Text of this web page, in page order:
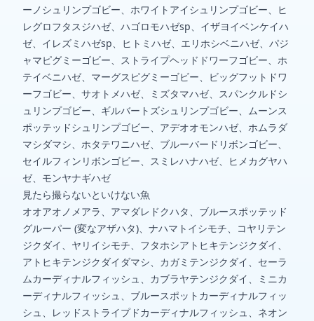
ーノシュリンプゴビー、ホワイトアイシュリンプゴビー、ヒ
レグロフタスジハゼ、ハゴロモハゼsp、イザヨイベンケイハ
ゼ、イレズミハゼsp、ヒトミハゼ、エリホシベニハゼ、パジ
ャマピグミーゴビー、ストライプヘッドドワーフゴビー、ホ
テイベニハゼ、マーグスピグミーゴビー、ビッグフットドワ
ーフゴビー、サオトメハゼ、ミズタマハゼ、スパンクルドシ
ュリンプゴビー、ギルバートズシュリンプゴビー、ムーンス
ポッテッドシュリンプゴビー、アデオオモンハゼ、ホムラダ
マシダマシ、ホタテワニハゼ、ブルーバードリボンゴビー、
セイルフィンリボンゴビー、スミレハナハゼ、ヒメカグヤハ
ゼ、モンヤナギハゼ
見たら撮らないといけない魚
オオアオノメアラ、アマダレドクハタ、ブルースポッテッド
グルーパー (変なアザハタ)、ナハマトイシモチ、コヤリテン
ジクダイ、ヤリイシモチ、フタホシアトヒキテンジクダイ、
アトヒキテンジクダイダマシ、カガミテンジクダイ、セーラ
ムカーディナルフィッシュ、カブラヤテンジクダイ、ミニカ
ーディナルフィッシュ、ブルースポットカーディナルフィッ
シュ、レッドストライプドカーディナルフィッシュ、ネオン